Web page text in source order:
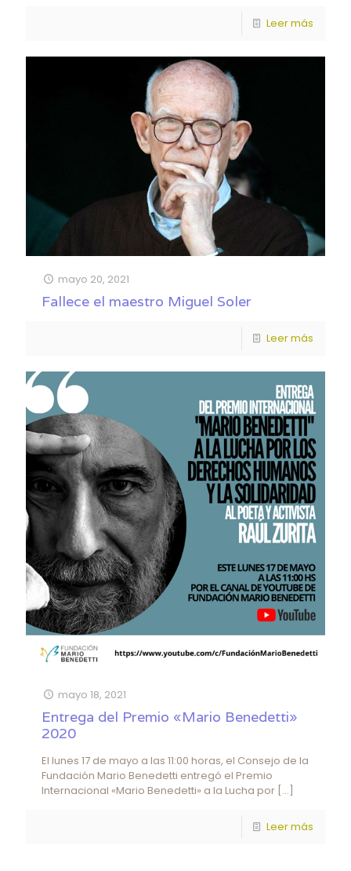
Leer más
mayo 20, 2021
Fallece el maestro Miguel Soler
Leer más
mayo 18, 2021
Entrega del Premio «Mario Benedetti»
2020
El lunes 17 de mayo a las 11:00 horas, el Consejo de la
Fundación Mario Benedetti entregó el Premio
Internacional «Mario Benedetti» a la Lucha por […]
Leer más